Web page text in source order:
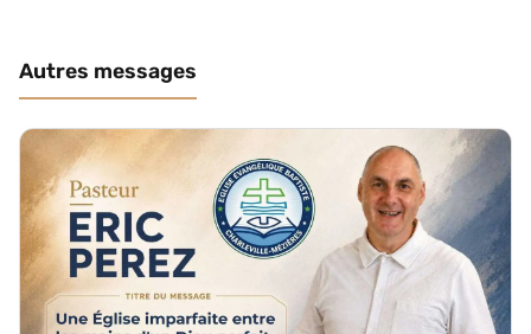
Autres messages